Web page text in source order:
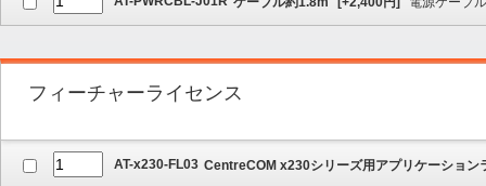
フィーチャーライセンス
AT-x230-FL03 CentreCOM x230シリーズ用アプリケーション